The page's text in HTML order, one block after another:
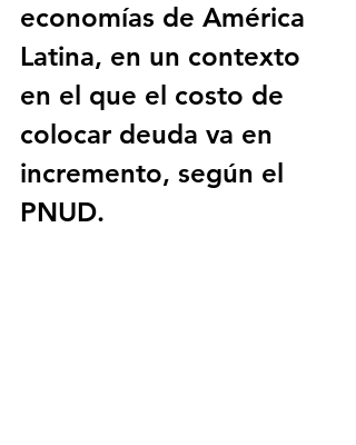
economías de América
Latina, en un contexto
en el que el costo de
colocar deuda va en
incremento, según el
PNUD.